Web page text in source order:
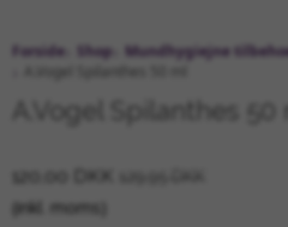
Forside Shop
Mundhygiejne
A.Vogel Spilanthes 50
120,00 DKK
(inkl. moms)